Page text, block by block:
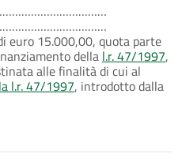
euro 15.000,00, quota parte
della l.r. 47/1997,
alle finalità di cui al
l.r. 47/1997, introdotto dalla